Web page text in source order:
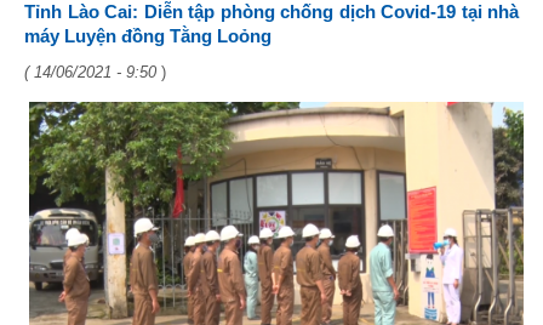
Tỉnh Lào Cai: Diễn tập phòng chống dịch Covid-19 tại nhà
máy Luyện đồng Tằng Loỏng
( 14/06/2021 - 9:50 )